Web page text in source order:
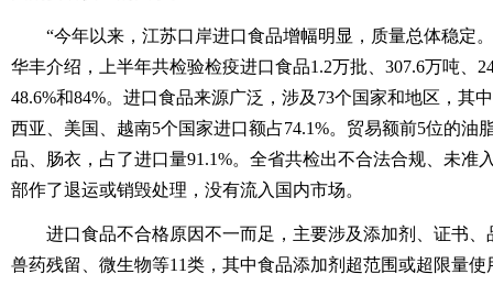
“今年以来，江苏口岸进口食品增幅明显，质量总体稳定
华丰介绍，上半年共检验检疫进口食品1.2万批、307.6万吨、
48.6%和84%。进口食品来源广泛，涉及73个国家和地区，其
西亚、美国、越南5个国家进口额占74.1%。贸易额前5位的油
品、肠衣，占了进口量91.1%。全省共检出不合法合规、未准
部作了退运或销毁处理，没有流入国内市场。
进口食品不合格原因不一而足，主要涉及添加剂、证书、
兽药残留、微生物等11类，其中食品添加剂超范围或超限量